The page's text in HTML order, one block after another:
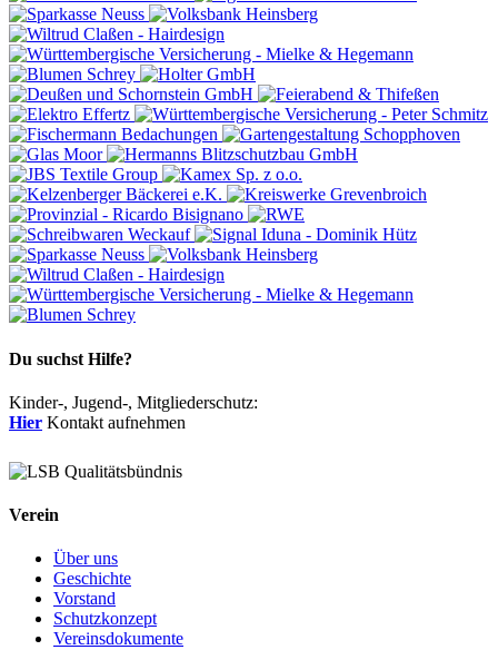
Du suchst Hilfe?
Kinder-, Jugend-, Mitgliederschutz:
Hier Kontakt aufnehmen
Verein
Über uns
Geschichte
Vorstand
Schutzkonzept
Vereinsdokumente